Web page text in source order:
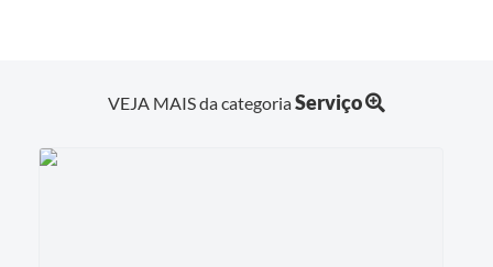
VEJA MAIS da categoriaServiço